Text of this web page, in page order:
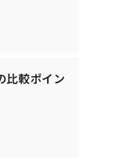
比較ポイン